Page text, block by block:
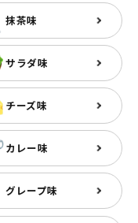
抹茶味
サラダ味
チーズ味
カレー味
グレープ味